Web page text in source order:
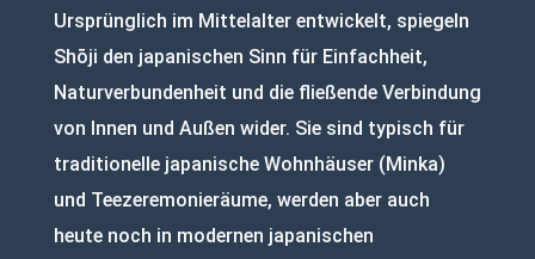
Ursprünglich im Mittelalter entwickelt, spiegeln
Shōji den japanischen Sinn für Einfachheit,
Naturverbundenheit und die fließende Verbindung
von Innen und Außen wider. Sie sind typisch für
traditionelle japanische Wohnhäuser (Minka)
und Teezeremonieräume, werden aber auch
heute noch in modernen japanischen